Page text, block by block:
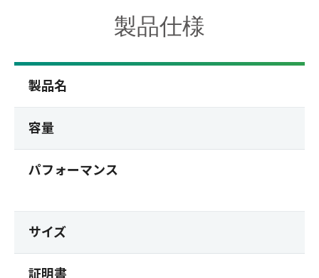
製品仕様
製品名
容量
パフォーマンス
サイズ
証明書